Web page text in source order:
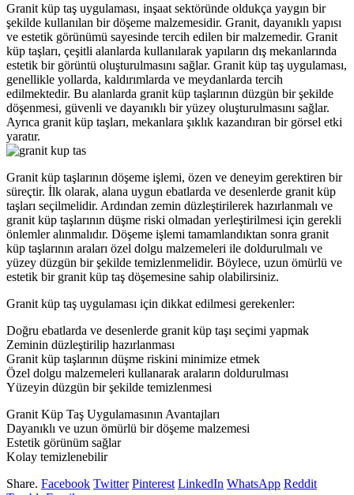
Granit küp taş uygulaması, inşaat sektöründe oldukça yaygın bir
şekilde kullanılan bir döşeme malzemesidir. Granit, dayanıklı yapısı
ve estetik görünümü sayesinde tercih edilen bir malzemedir. Granit
küp taşları, çeşitli alanlarda kullanılarak yapıların dış mekanlarında
estetik bir görüntü oluşturulmasını sağlar. Granit küp taş uygulaması,
genellikle yollarda, kaldırımlarda ve meydanlarda tercih
edilmektedir. Bu alanlarda granit küp taşlarının düzgün bir şekilde
döşenmesi, güvenli ve dayanıklı bir yüzey oluşturulmasını sağlar.
Ayrıca granit küp taşları, mekanlara şıklık kazandıran bir görsel etki
yaratır.
Granit küp taşlarının döşeme işlemi, özen ve deneyim gerektiren bir
süreçtir. İlk olarak, alana uygun ebatlarda ve desenlerde granit küp
taşları seçilmelidir. Ardından zemin düzleştirilerek hazırlanmalı ve
granit küp taşlarının düşme riski olmadan yerleştirilmesi için gerekli
önlemler alınmalıdır. Döşeme işlemi tamamlandıktan sonra granit
küp taşlarının araları özel dolgu malzemeleri ile doldurulmalı ve
yüzey düzgün bir şekilde temizlenmelidir. Böylece, uzun ömürlü ve
estetik bir granit küp taş döşemesine sahip olabilirsiniz.
Granit küp taş uygulaması için dikkat edilmesi gerekenler:
Doğru ebatlarda ve desenlerde granit küp taşı seçimi yapmak
Zeminin düzleştirilip hazırlanması
Granit küp taşlarının düşme riskini minimize etmek
Özel dolgu malzemeleri kullanarak araların doldurulması
Yüzeyin düzgün bir şekilde temizlenmesi
Granit Küp Taş Uygulamasının Avantajları
Dayanıklı ve uzun ömürlü bir döşeme malzemesi
Estetik görünüm sağlar
Kolay temizlenebilir
Share. Facebook Twitter Pinterest LinkedIn WhatsApp Reddit